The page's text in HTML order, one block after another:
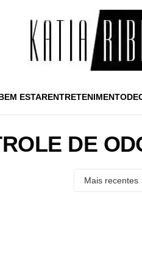
ESTARENTRETENIMENTO
DE